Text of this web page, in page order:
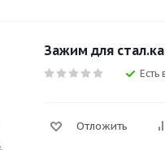
Зажим для
Есть
Отложить